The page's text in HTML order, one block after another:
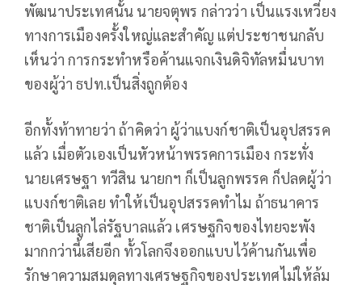
พัฒนาประเทศนั้น นายจตุพร กล่าวว่า เป็นแรงเหวี่ยง
ทางการเมืองครั้งใหญ่และสำคัญ แต่ประชาชนกลับ
เห็นว่า การกระทำหรือค้านแจกเงินดิจิทัลหมื่นบาท
ของผู้ว่า ธปท.เป็นสิ่งถูกต้อง
อีกทั้งท้าทายว่า ถ้าคิดว่า ผู้ว่าแบงก์ชาติเป็นอุปสรรค
แล้ว เมื่อตัวเองเป็นหัวหน้าพรรคการเมือง กระทั่ง
นายเศรษฐา ทวีสิน นายกฯ ก็เป็นลูกพรรค ก็ปลดผู้ว่า
แบงก์ชาติเลย ทำให้เป็นอุปสรรคทำไม ถ้าธนาคาร
ชาติเป็นลูกไล่รัฐบาลแล้ว เศรษฐกิจของไทยจะพัง
มากกว่านี้เสียอีก ทั้วโลกจึงออกแบบไว้ค้านกันเพื่อ
รักษาความสมดุลทางเศรษฐกิจของประเทศไม่ให้ล้ม